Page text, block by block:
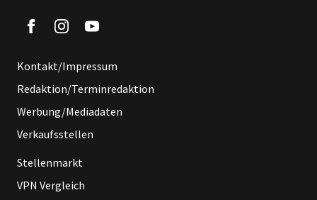
Kontakt/Impressum
Redaktion/Terminredaktion
Werbung/Mediadaten
Verkaufsstellen
Stellenmarkt
VPN Vergleich